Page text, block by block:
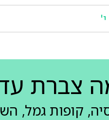
צברת
קופות גמל,